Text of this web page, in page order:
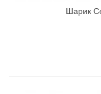
Шарик